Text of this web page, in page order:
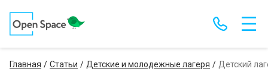
Главная Статьи Детские и молодежные лагеря Детский